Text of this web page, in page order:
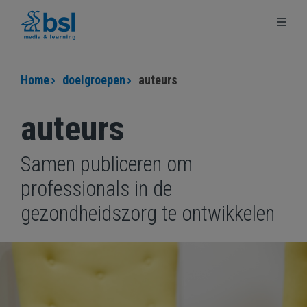
content
footer
Terug
Home
doelgroepen auteurs
auteurs
Samen publiceren om
professionals in de
gezondheidszorg te ontwikkelen